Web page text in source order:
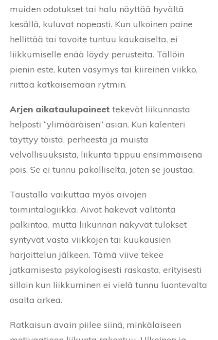
muiden odotukset tai halu näyttää hyvältä
kesällä, kuluvat nopeasti. Kun ulkoinen paine
hellittää tai tavoite tuntuu kaukaiselta, ei
liikkumiselle enää löydy perusteita. Tällöin
pienin este, kuten väsymys tai kiireinen viikko,
riittää katkaisemaan rytmin.
Arjen aikataulupaineet tekevät liikunnasta
helposti “ylimääräisen” asian. Kun kalenteri
täyttyy töistä, perheestä ja muista
velvollisuuksista, liikunta tippuu ensimmäisenä
pois. Se ei tunnu pakolliselta, joten se joustaa.
Taustalla vaikuttaa myös aivojen
toimintalogiikka. Aivot hakevat välitöntä
palkintoa, mutta liikunnan näkyvät tulokset
syntyvät vasta viikkojen tai kuukausien
harjoittelun jälkeen. Tämä viive tekee
jatkamisesta psykologisesti raskasta, erityisesti
silloin kun liikkuminen ei vielä tunnu luontevalta
osalta arkea.
Ratkaisun avain piilee siinä, minkälaiseen